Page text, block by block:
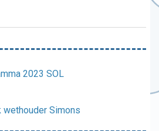
2023 SOL
Simons